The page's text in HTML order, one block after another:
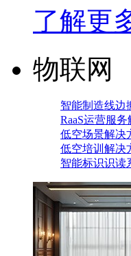
了解更
物联网
智能制造线边
RaaS运营服
低空场景解决
低空培训解决
智能标识识读